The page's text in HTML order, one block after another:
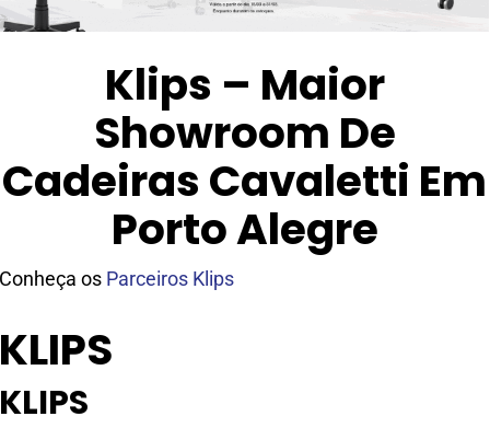
Klips – Maior
Showroom De
Cadeiras Cavaletti Em
Porto Alegre
os Parceiros Klips